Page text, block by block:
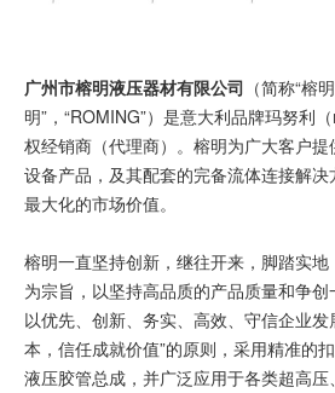
广州市榕明液压器材有限公司 （简称“榕
明”，“ROMING”）是意大利品牌玛努利
权经销商（代理商）。榕明为广大客户提
设备产品，及其配套的完备流体连接解
最大化的市场价值。
榕明一直坚持创新，继往开来，脚踏实
为宗旨，以坚持高品质的产品质量和争创
以优先、创新、务实、高效、守信企业发
本，信任成就价值”的原则，采用精准的
液压胶管总成，并广泛应用于各类超高压